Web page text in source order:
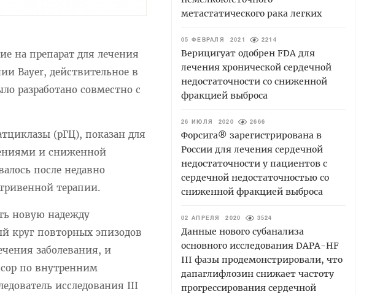
на препарат для лечения
Bayer, действительное в
разработано совместно с
(рГЦ), показан для
и сниженной
после недавно
терапии.
новую надежду
круг повторных эпизодов
заболевания, и
по внутренним
исследования III
метастатического рака легких
05 ФЕВРАЛЯ 2021 2214
Верицигуат одобрен FDA для
лечения хронической сердечной
недостаточности со сниженной
фракцией выброса
26 ИЮЛЯ 2020 2666
Форсига® зарегистрирована в
России для лечения сердечной
недостаточности у пациентов с
сердечной недостаточностью со
сниженной фракцией выброса
02 АПРЕЛЯ 2020 3524
Данные нового субанализа
основного исследования DAPA-HF
III фазы продемонстрировали, что
дапаглифлозин снижает частоту
прогрессирования сердечной